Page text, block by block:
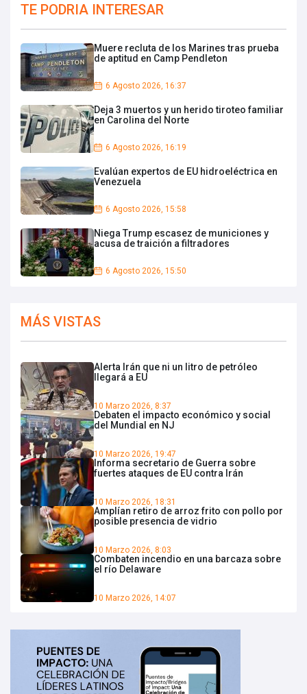
TE PODRIA INTERESAR
Muere recluta de los Marines tras prueba
de aptitud en Camp Pendleton
6 Agosto 2026, 16:37
Deja 3 muertos y un herido tiroteo familiar
en Carolina del Norte
6 Agosto 2026, 16:19
Evalúan expertos de EU hidroeléctrica en
Venezuela
6 Agosto 2026, 15:58
Niega Trump escasez de municiones y
acusa de traición a filtradores
6 Agosto 2026, 15:50
MÁS VISTAS
Alerta Irán que ni un litro de petróleo
llegará a EU
10 Marzo 2026, 8:37
Debaten el impacto económico y social
del Mundial en NJ
10 Marzo 2026, 19:47
Informa secretario de Guerra sobre
fuertes ataques de EU contra Irán
10 Marzo 2026, 18:31
Amplían retiro de arroz frito con pollo por
posible presencia de vidrio
10 Marzo 2026, 8:03
Combaten incendio en una barcaza sobre
el río Delaware
10 Marzo 2026, 14:07